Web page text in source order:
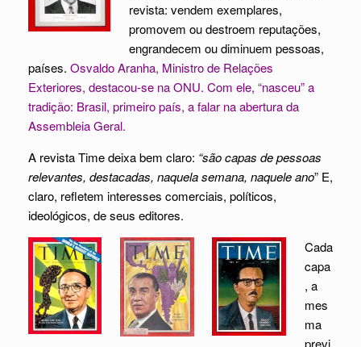
revista: vendem exemplares,
promovem ou destroem reputações,
engrandecem ou diminuem pessoas,
países. Osvaldo Aranha, Ministro de Relações
Exteriores, destacou-se na ONU. Com ele, “nasceu” a
tradição: Brasil, primeiro país, a falar na abertura da
Assembleia Geral.
A revista Time deixa bem claro: “são capas de pessoas
relevantes, destacadas, naquela semana, naquele ano” E,
claro, refletem interesses comerciais, políticos,
ideológicos, de seus editores.
Cada
capa
, a
mes
ma
previ